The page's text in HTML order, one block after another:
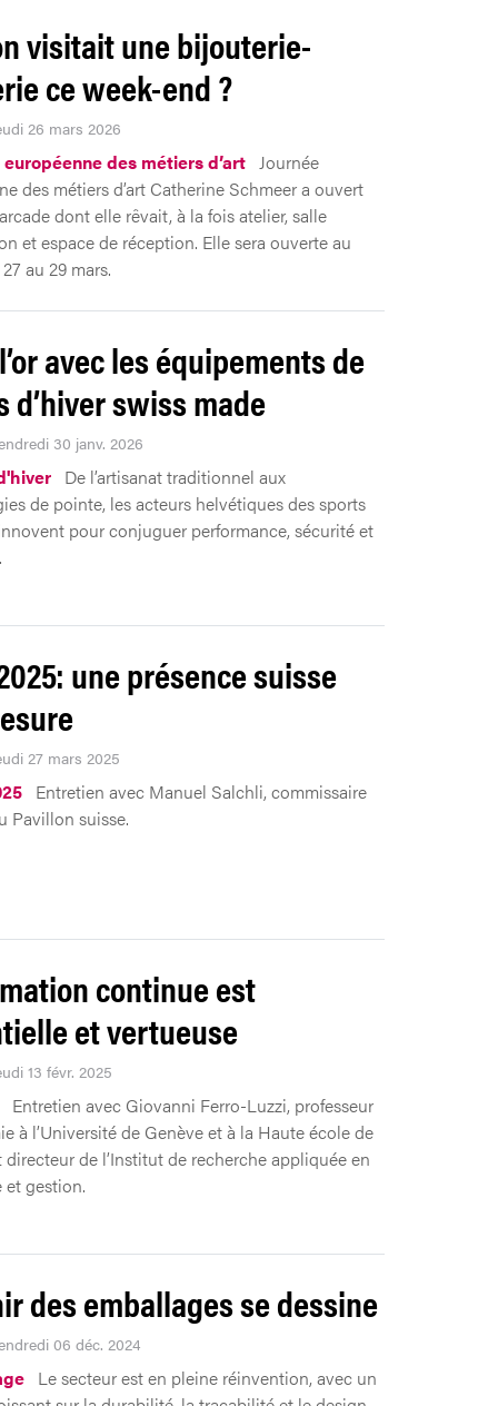
visitait une bijouterie-
ce week-end ?
26 mars 2026
européenne des métiers d’art Journée
des métiers d’art Catherine Schmeer a ouvert
dont elle rêvait, à la fois atelier, salle
et espace de réception. Elle sera ouverte au
au 29 mars.
avec les équipements de
d’hiver swiss made
30 janv. 2026
De l’artisanat traditionnel aux
de pointe, les acteurs helvétiques des sports
pour conjuguer performance, sécurité et
une présence suisse
27 mars 2025
Entretien avec Manuel Salchli, commissaire
Pavillon suisse.
continue est
et vertueuse
13 févr. 2025
Entretien avec Giovanni Ferro-Luzzi, professeur
à l’Université de Genève et à la Haute école de
de l’Institut de recherche appliquée en
gestion.
des emballages se dessine
06 déc. 2024
Le secteur est en pleine réinvention, avec un